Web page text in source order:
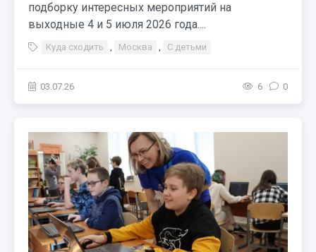
подборку интересных мероприятий на
выходные 4 и 5 июля 2026 года....
Куда сходить , Москва , С детьми
03.07.26 6 0